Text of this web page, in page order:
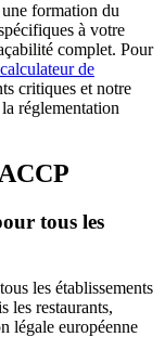
formation du
à votre
complet. Pour
calculateur de
critiques et notre
réglementation
tous les
les établissements
les restaurants,
légale européenne